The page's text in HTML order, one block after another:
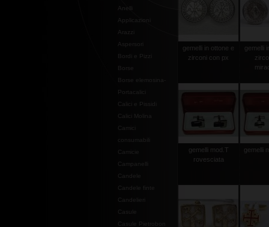
Anelli
Applicazioni
Arazzi
Aspersori
Bordi e Pizzi
Borse
Borse elemosina-
Portacalici
Calici e Pissidi
Calici Molina
Campanelli
Candele
Candele finte
Candelieri
Casule
Casule Pietrobon
gemelli in ottone e
zirconi con px
gemelli
gemelli mod.T
rovesciata
gemelli